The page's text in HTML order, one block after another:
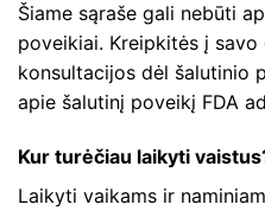
Šiame sąraše gali nebūti
poveikiai. Kreipkitės į
konsultacijos dėl šalutinio
apie šalutinį poveikį FDA
Kur turėčiau laikyti
Laikyti vaikams ir